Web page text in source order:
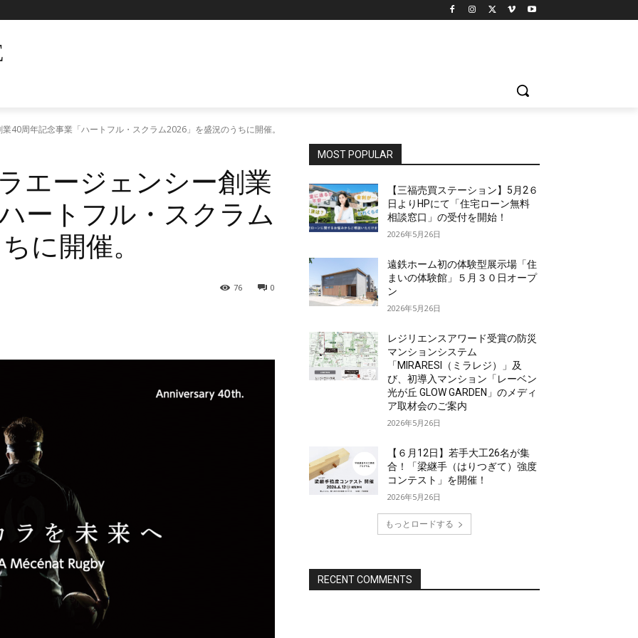
40周年記念事業「ハートフル・スクラム2026」を盛況のうちに開催。
エージェンシー創業
ートフル・スクラム
に開催。
0
76
MOST POPULAR
【三福売買ステーション】5月2６
日よりHPにて「住宅ローン無料
相談窓口」の受付を開始！
2026年5月26日
遠鉄ホーム初の体験型展示場「住
まいの体験館」５月３０日オープ
ン
2026年5月26日
レジリエンスアワード受賞の防災
マンションシステム
「MIRARESI（ミラレジ）」及
び、初導入マンション「レーベン
光が丘 GLOW GARDEN」のメディ
ア取材会のご案内
2026年5月26日
【６月12日】若手大工26名が集
合！「梁継手（はりつぎて）強度
コンテスト」を開催！
2026年5月26日
もっとロードする
RECENT COMMENTS